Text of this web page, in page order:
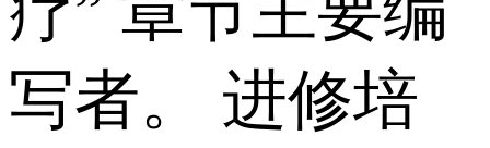
写者。 进修培